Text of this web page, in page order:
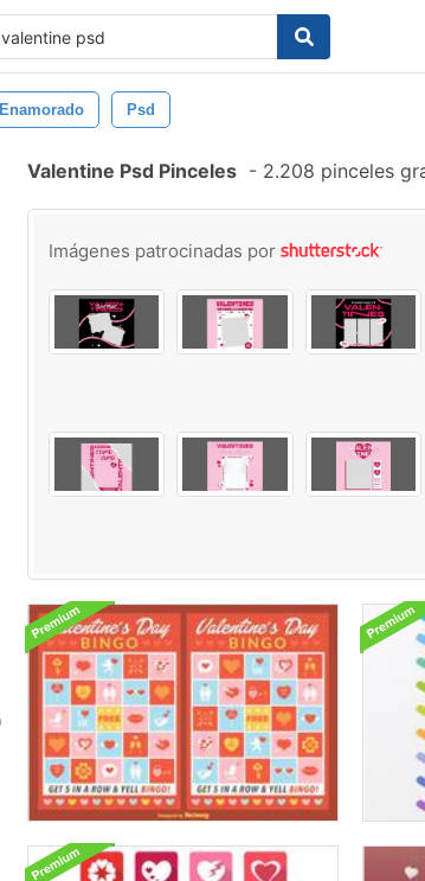
Enamorado Psd
Valentine Psd Pinceles - 2.208 pinceles
Imágenes patrocinadas por